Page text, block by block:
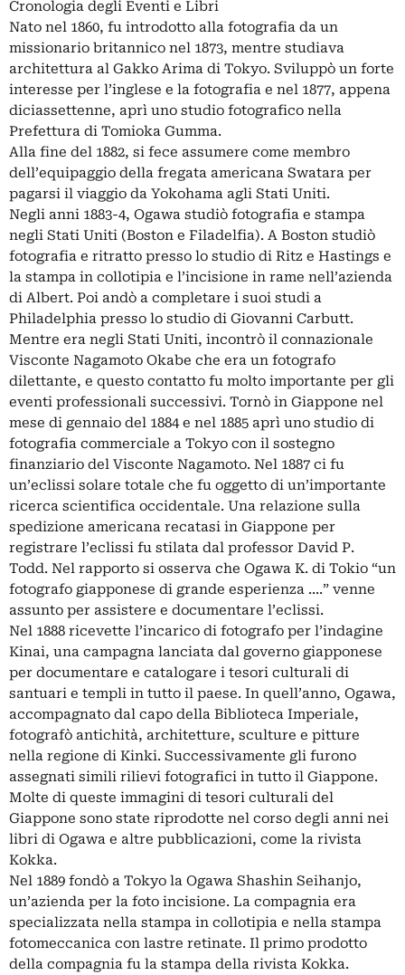
Cronologia degli Eventi e Libri
Nato nel 1860, fu introdotto alla fotografia da un
missionario britannico nel 1873, mentre studiava
architettura al Gakko Arima di Tokyo. Sviluppò un forte
interesse per l’inglese e la fotografia e nel 1877, appena
diciassettenne, aprì uno studio fotografico nella
Prefettura di Tomioka Gumma.
Alla fine del 1882, si fece assumere come membro
dell’equipaggio della fregata americana Swatara per
pagarsi il viaggio da Yokohama agli Stati Uniti.
Negli anni 1883-4, Ogawa studiò fotografia e stampa
negli Stati Uniti (Boston e Filadelfia). A Boston studiò
fotografia e ritratto presso lo studio di Ritz e Hastings e
la stampa in collotipia e l’incisione in rame nell’azienda
di Albert. Poi andò a completare i suoi studi a
Philadelphia presso lo studio di Giovanni Carbutt.
Mentre era negli Stati Uniti, incontrò il connazionale
Visconte Nagamoto Okabe che era un fotografo
dilettante, e questo contatto fu molto importante per gli
eventi professionali successivi. Tornò in Giappone nel
mese di gennaio del 1884 e nel 1885 aprì uno studio di
fotografia commerciale a Tokyo con il sostegno
finanziario del Visconte Nagamoto. Nel 1887 ci fu
un’eclissi solare totale che fu oggetto di un’importante
ricerca scientifica occidentale. Una relazione sulla
spedizione americana recatasi in Giappone per
registrare l’eclissi fu stilata dal professor David P.
Todd. Nel rapporto si osserva che Ogawa K. di Tokio “un
fotografo giapponese di grande esperienza ....” venne
assunto per assistere e documentare l’eclissi.
Nel 1888 ricevette l’incarico di fotografo per l’indagine
Kinai, una campagna lanciata dal governo giapponese
per documentare e catalogare i tesori culturali di
santuari e templi in tutto il paese. In quell’anno, Ogawa,
accompagnato dal capo della Biblioteca Imperiale,
fotografò antichità, architetture, sculture e pitture
nella regione di Kinki. Successivamente gli furono
assegnati simili rilievi fotografici in tutto il Giappone.
Molte di queste immagini di tesori culturali del
Giappone sono state riprodotte nel corso degli anni nei
libri di Ogawa e altre pubblicazioni, come la rivista
Kokka.
Nel 1889 fondò a Tokyo la Ogawa Shashin Seihanjo,
un’azienda per la foto incisione. La compagnia era
specializzata nella stampa in collotipia e nella stampa
fotomeccanica con lastre retinate. Il primo prodotto
della compagnia fu la stampa della rivista Kokka.